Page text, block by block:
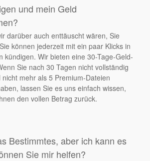
und mein Geld
darüber auch enttäuscht wären, Sie
können jederzeit mit ein paar Klicks in
kündigen. Wir bieten eine 30-Tage-Geld-
Sie nach 30 Tagen nicht vollständig
mehr als 5 Premium-Dateien
lassen Sie es uns einfach wissen,
den vollen Betrag zurück.
Bestimmtes, aber ich kann es
Sie mir helfen?